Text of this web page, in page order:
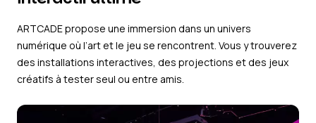
ARTCADE propose une immersion dans un univers
numérique où l’art et le jeu se rencontrent. Vous y trouverez
des installations interactives, des projections et des jeux
créatifs à tester seul ou entre amis.